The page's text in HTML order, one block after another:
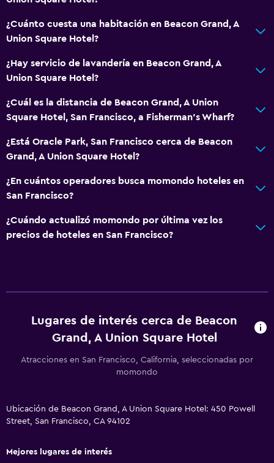
Bar/lounge
Nevera
Habitación
Almohada de plumas
Enchufe cerca de la cama
Despertador
General
Teléfono
Espacio de almacenamiento
Detector de monóxido de carbono
Seguridad las 24 horas
¿Cuánto cuesta una habitación en Beacon Grand, A
Union Square Hotel?
¿Hay servicio de lavandería en Beacon Grand, A
Union Square Hotel?
¿Cuál es la distancia de Beacon Grand, A Union
Square Hotel, San Francisco, a Fisherman's Wharf?
¿Está Oracle Park, San Francisco cerca de Beacon
Grand, A Union Square Hotel?
¿En cuántos operadores busca momondo hoteles en
San Francisco?
¿Cuándo actualizó momondo por última vez los
precios de hoteles en San Francisco?
Lugares de interés cerca de Beacon
Grand, A Union Square Hotel
Atracciones en San Francisco, California, seleccionadas por
momondo
Ubicación de Beacon Grand, A Union Square Hotel: 450 Powell
Street, San Francisco, CA 94102
Mejores lugares de interés